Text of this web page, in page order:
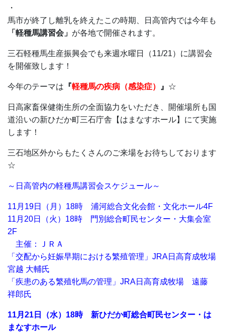
・
馬市が終了し離乳を終えたこの時期、日高管内では今年も
「軽種馬講習会」 が各地で開催されます。
三石軽種馬生産振興会でも来週水曜日（11/21）に講習会
を開催致します！
今年のテーマは 『軽種馬の疾病（感染症） 』 ☆
日高家畜保健衛生所の全面協力をいただき、開催場所も国
道沿いの新ひだか町三石庁舎【はまなすホール】にて実施
します！
三石地区外からもたくさんのご来場をお待ちしております
☆
～日高管内の軽種馬講習会スケジュール～
11月19日（月）18時 浦河総合文化会館・文化ホール4F
11月20日（火）18時 門別総合町民センター・大集会室
2F
主催：ＪＲＡ
「交配から妊娠早期における繁殖管理」JRA日高育成牧場
宮越 大輔氏
「疾患のある繁殖牝馬の管理」JRA日高育成牧場 遠藤
祥郎氏
11月21日（水）18時 新ひだか町総合町民センター・は
まなすホール